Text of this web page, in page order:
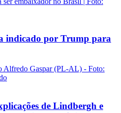
indicado por Trump para
de Lindbergh e